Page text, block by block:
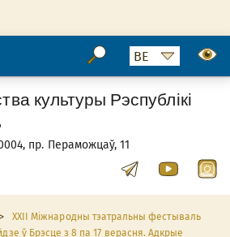
пр. Пераможцаў, 11
культуры Рэспублікі
>
XXII Міжнародны тэатральны фестываль
ў Брэсце з 8 па 17 верасня. Адкрые